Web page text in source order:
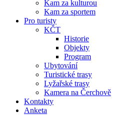
Kam za kulturou
Kam za sportem
Pro turisty
KČT
Historie
Objekty
Program
Ubytování
Turistické trasy
Lyžařské trasy
Kamera na Čerchově
Kontakty
Anketa